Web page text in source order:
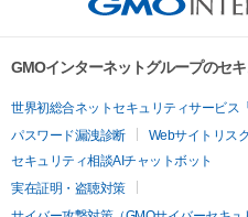
GMOインターネットグループのセ
世界初総合ネットセキュリティサービス
パスワード漏洩診断
Webサイトリス
セキュリティ相談AIチャットボット
実在証明・盗聴対策